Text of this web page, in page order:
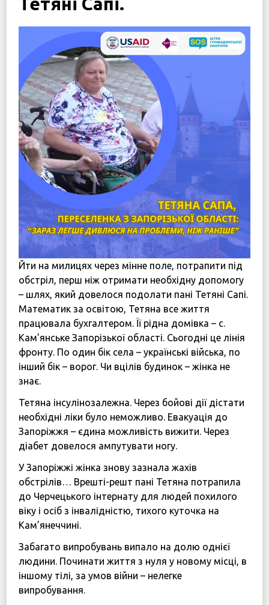
Програма підтримки жінок “SOS-Жінки”
Центр психологічної реабілітації та
Новини
Наші психологи
Прозорість та звітність
Закупівлі
Політики
Україна, м. Кам’янець-Подільський,
вул. Івана Франка, 30
sos.fondbf@gmail.com
+38 067 38 44 344
Йти на милицях через мінне поле, потрапити під
обстріл, перш ніж отримати необхідну допомогу
– шлях, який довелося подолати пані Тетяні Сапі.
Математик за освітою, Тетяна все життя
працювала бухгалтером. Її рідна домівка – с.
Кам’янське Запорізької області. Сьогодні це лінія
фронту. По один бік села – українські війська, по
інший бік – ворог. Чи вцілів будинок – жінка не
знає.
Тетяна інсулінозалежна. Через бойові дії дістати
необхідні ліки було неможливо. Евакуація до
Запоріжжя – єдина можливість вижити. Через
діабет довелося ампутувати ногу.
У Запоріжжі жінка знову зазнала жахів
обстрілів… Врешті-решт пані Тетяна потрапила
до Черчецького інтернату для людей похилого
віку і осіб з інвалідністю, тихого куточка на
Кам’янеччині.
Забагато випробувань випало на долю однієї
людини. Починати життя з нуля у новому місці, в
іншому тілі, за умов війни – нелегке
випробування.